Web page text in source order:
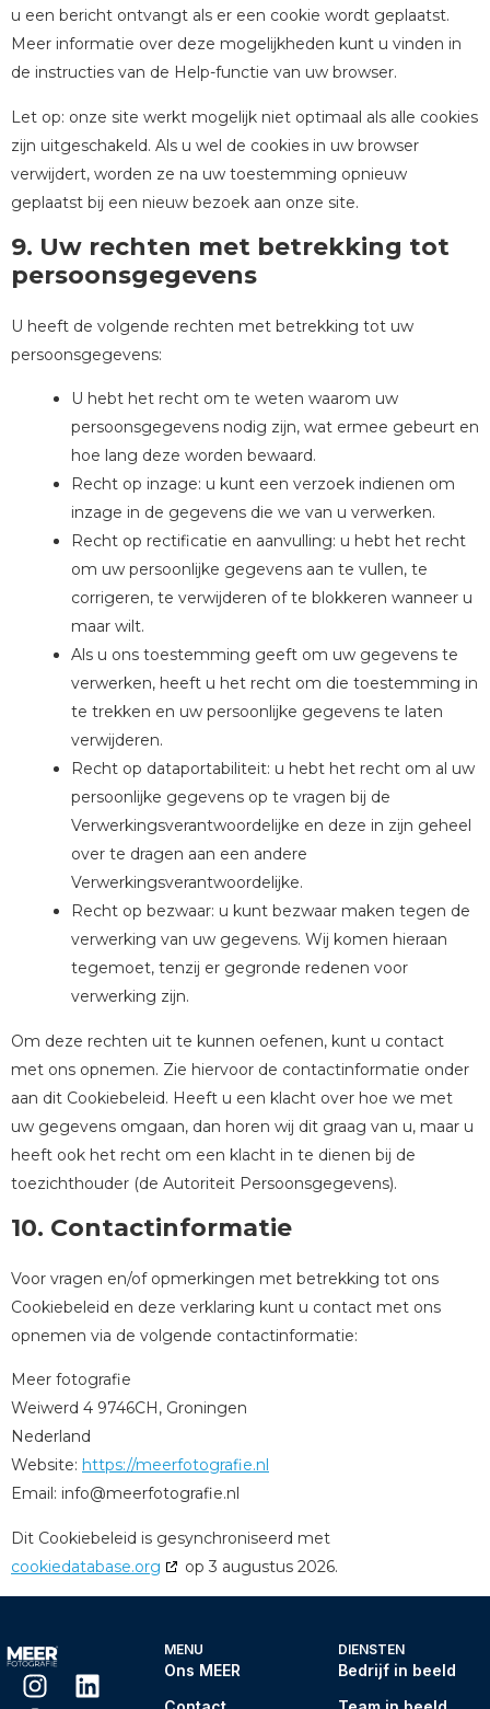
u een bericht ontvangt als er een cookie wordt geplaatst.
Meer informatie over deze mogelijkheden kunt u vinden in
de instructies van de Help-functie van uw browser.
Let op: onze site werkt mogelijk niet optimaal als alle cookies
zijn uitgeschakeld. Als u wel de cookies in uw browser
verwijdert, worden ze na uw toestemming opnieuw
geplaatst bij een nieuw bezoek aan onze site.
9. Uw rechten met betrekking tot
persoonsgegevens
U heeft de volgende rechten met betrekking tot uw
persoonsgegevens:
U hebt het recht om te weten waarom uw
persoonsgegevens nodig zijn, wat ermee gebeurt en
hoe lang deze worden bewaard.
Recht op inzage: u kunt een verzoek indienen om
inzage in de gegevens die we van u verwerken.
Recht op rectificatie en aanvulling: u hebt het recht
om uw persoonlijke gegevens aan te vullen, te
corrigeren, te verwijderen of te blokkeren wanneer u
maar wilt.
Als u ons toestemming geeft om uw gegevens te
verwerken, heeft u het recht om die toestemming in
te trekken en uw persoonlijke gegevens te laten
verwijderen.
Recht op dataportabiliteit: u hebt het recht om al uw
persoonlijke gegevens op te vragen bij de
Verwerkingsverantwoordelijke en deze in zijn geheel
over te dragen aan een andere
Verwerkingsverantwoordelijke.
Recht op bezwaar: u kunt bezwaar maken tegen de
verwerking van uw gegevens. Wij komen hieraan
tegemoet, tenzij er gegronde redenen voor
verwerking zijn.
Om deze rechten uit te kunnen oefenen, kunt u contact
met ons opnemen. Zie hiervoor de contactinformatie onder
aan dit Cookiebeleid. Heeft u een klacht over hoe we met
uw gegevens omgaan, dan horen wij dit graag van u, maar u
heeft ook het recht om een klacht in te dienen bij de
toezichthouder (de Autoriteit Persoonsgegevens).
10. Contactinformatie
Voor vragen en/of opmerkingen met betrekking tot ons
Cookiebeleid en deze verklaring kunt u contact met ons
opnemen via de volgende contactinformatie:
Meer fotografie
Weiwerd 4 9746CH, Groningen
Nederland
Website: https://meerfotografie.nl
Email: info@meerfotografie.nl
Dit Cookiebeleid is gesynchroniseerd met
cookiedatabase.org
op 3 augustus 2026.
MENU
Ons MEER
DIENSTEN
Bedrijf in beeld